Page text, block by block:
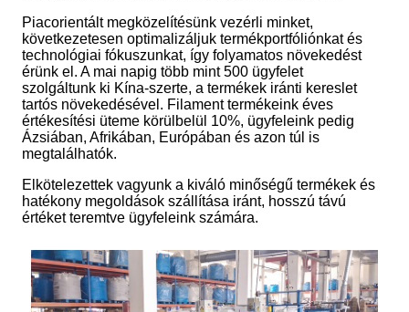
Piacorientált megközelítésünk vezérli minket,
következetesen optimalizáljuk termékportfóliónkat és
technológiai fókuszunkat, így folyamatos növekedést
érünk el. A mai napig több mint 500 ügyfelet
szolgáltunk ki Kína-szerte, a termékek iránti kereslet
tartós növekedésével. Filament termékeink éves
értékesítési üteme körülbelül 10%, ügyfeleink pedig
Ázsiában, Afrikában, Európában és azon túl is
megtalálhatók.
Elkötelezettek vagyunk a kiváló minőségű termékek és
hatékony megoldások szállítása iránt, hosszú távú
értéket teremtve ügyfeleink számára.